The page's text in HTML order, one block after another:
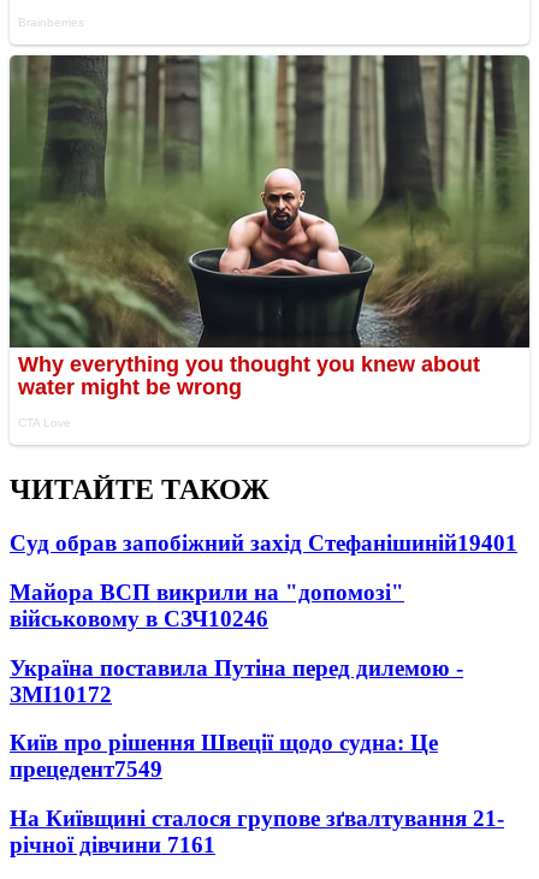
ЧИТАЙТЕ ТАКОЖ
Суд обрав запобіжний захід Стефанішиній19401
Майора ВСП викрили на "допомозі"
військовому в СЗЧ10246
Україна поставила Путіна перед дилемою -
ЗМІ10172
Київ про рішення Швеції щодо судна: Це
прецедент7549
На Київщині сталося групове зґвалтування 21-
річної дівчини 7161